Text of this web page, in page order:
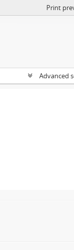
Print
Advanced